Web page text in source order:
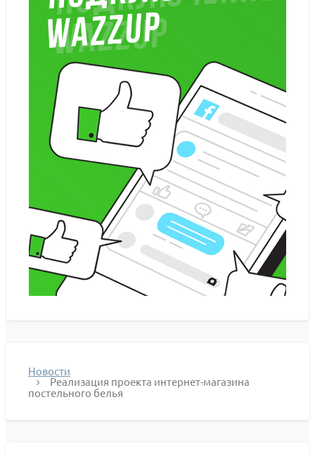
Новости
Реализация проекта интернет-магазина
постельного белья